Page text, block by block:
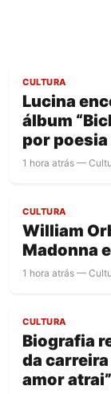
CULTURA
Lucina
álbum
por
1 hora atrás —
CULTURA
William
Madonna
1 hora atrás —
CULTURA
Biografia
da carreira
amor atrai”